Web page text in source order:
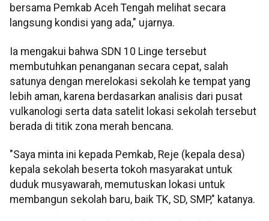
bersama Pemkab Aceh Tengah melihat secara
langsung kondisi yang ada," ujarnya.
Ia mengakui bahwa SDN 10 Linge tersebut
membutuhkan penanganan secara cepat, salah
satunya dengan merelokasi sekolah ke tempat yang
lebih aman, karena berdasarkan analisis dari pusat
vulkanologi serta data satelit lokasi sekolah tersebut
berada di titik zona merah bencana.
"Saya minta ini kepada Pemkab, Reje (kepala desa)
kepala sekolah beserta tokoh masyarakat untuk
duduk musyawarah, memutuskan lokasi untuk
membangun sekolah baru, baik TK, SD, SMP," katanya.